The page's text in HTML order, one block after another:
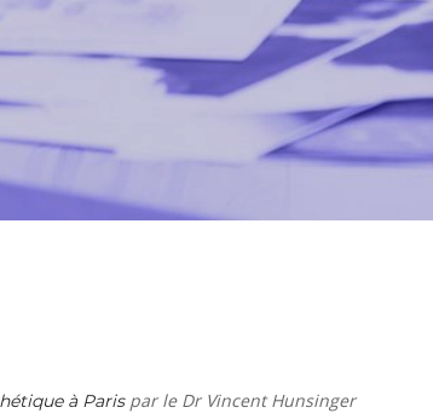
à Parispar le Dr Vincent Hunsinger